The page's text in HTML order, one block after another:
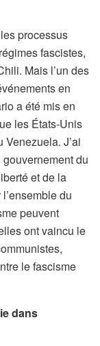
processus
fascistes,
Mais l’un des
en
a été mis en
les États-Unis
J’ai
du
et de la
du
peuvent
ont vaincu le
le fascisme
dans